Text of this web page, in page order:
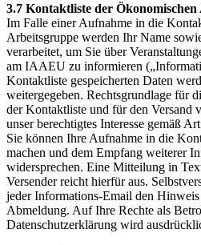
3.7 Kontaktliste der
Im Falle einer Aufnahme in die
Arbeitsgruppe werden Ihr Name
verarbeitet, um Sie über
am IAAEU zu informieren
Kontaktliste gespeicherten Daten
weitergegeben. Rechtsgrundlage für
der Kontaktliste und für den Versand
unser berechtigtes Interesse gemäß
Sie können Ihre Aufnahme in die
machen und dem Empfang weiterer
widersprechen. Eine Mitteilung in
Versender reicht hierfür aus.
jeder Informations-Email den
Abmeldung. Auf Ihre Rechte als
Datenschutzerklärung wird